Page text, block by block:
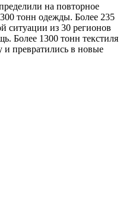
на повторное
тонн одежды. Более 235
ситуации из 30 регионов
Более 1300 тонн текстиля
и превратились в новые